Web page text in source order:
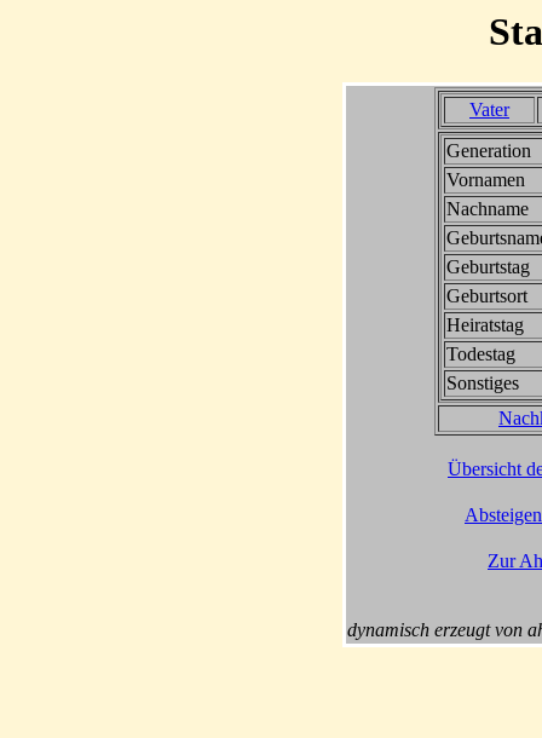
Vater
Generation
Vornamen
Nachname
Geburtstag
Geburtsort
Heiratstag
Todestag
Sonstiges
Übersicht
Zur
dynamisch erzeugt von